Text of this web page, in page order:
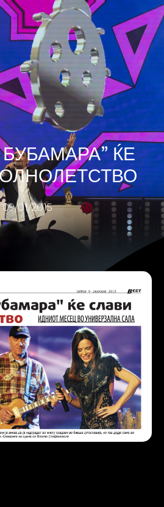
ЌЕ
09/01/2015